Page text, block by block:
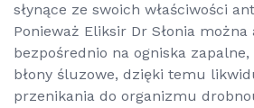
słynące ze swoich właściwości
Ponieważ Eliksir Dr Słonia można
bezpośrednio na ogniska
błony śluzowe, dzięki temu
przenikania do organizmu